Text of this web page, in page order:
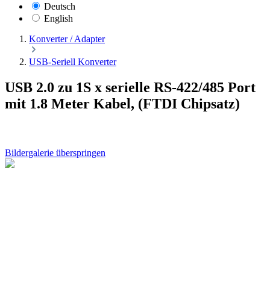
Deutsch
English
Konverter / Adapter
USB-Seriell Konverter
USB 2.0 zu 1S x serielle RS-422/485 Port
mit 1.8 Meter Kabel, (FTDI Chipsatz)
Bildergalerie überspringen